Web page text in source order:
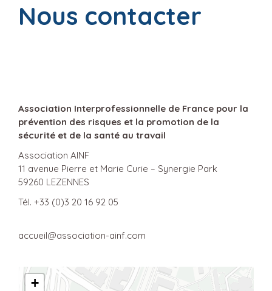
Nous contacter
Association Interprofessionnelle de France pour la
prévention des risques et la promotion de la
sécurité et de la santé au travail
Association AINF
11 avenue Pierre et Marie Curie – Synergie Park
59260 LEZENNES
Tél. +33 (0)3 20 16 92 05
accueil@association-ainf.com
+